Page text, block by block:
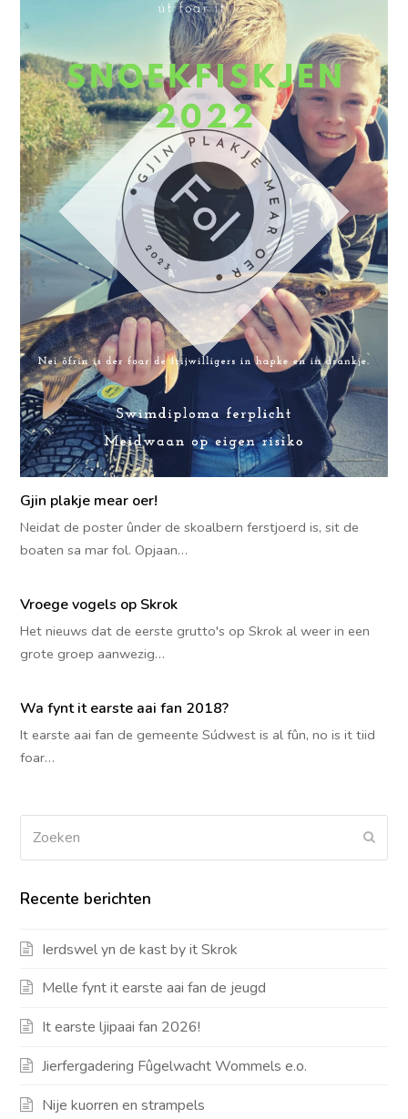
Gjin plakje mear oer!
Neidat de poster ûnder de skoalbern ferstjoerd is, sit de
boaten sa mar fol. Opjaan…
Vroege vogels op Skrok
Het nieuws dat de eerste grutto's op Skrok al weer in een
grote groep aanwezig…
Wa fynt it earste aai fan 2018?
It earste aai fan de gemeente Súdwest is al fûn, no is it tiid
foar…
Recente berichten
Ierdswel yn de kast by it Skrok
Melle fynt it earste aai fan de jeugd
It earste ljipaai fan 2026!
Jierfergadering Fûgelwacht Wommels e.o.
Nije kuorren en strampels